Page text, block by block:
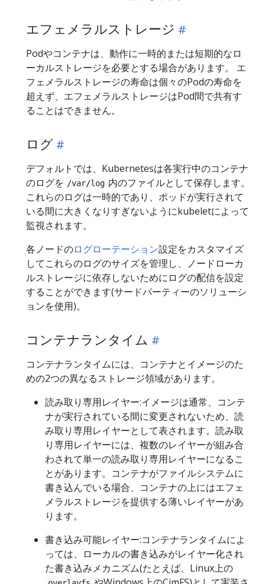
エフェメラルストレージ
Podやコンテナは、動作に一時的または短期的なロ
ーカルストレージを必要とする場合があります。 エ
フェメラルストレージの寿命は個々のPodの寿命を
超えず、エフェメラルストレージはPod間で共有す
ることはできません。
ログ
デフォルトでは、Kubernetesは各実行中のコンテナ
のログを /var/log 内のファイルとして保存します。
これらのログは一時的であり、ポッドが実行されて
いる間に大きくなりすぎないようにkubeletによって
監視されます。
各ノードのログローテーション設定をカスタマイズ
してこれらのログのサイズを管理し、ノードローカ
ルストレージに依存しないためにログの配信を設定
することができます(サードパーティーのソリューシ
ョンを使用)。
コンテナランタイム
コンテナランタイムには、コンテナとイメージのた
めの2つの異なるストレージ領域があります。
読み取り専用レイヤー:イメージは通常、コンテ
ナが実行されている間に変更されないため、読
み取り専用レイヤーとして表されます。読み取
り専用レイヤーには、複数のレイヤーが組み合
わされて単一の読み取り専用レイヤーになるこ
とがあります。コンテナがファイルシステムに
書き込んでいる場合、コンテナの上にはエフェ
メラルストレージを提供する薄いレイヤーがあ
ります。
書き込み可能レイヤー:コンテナランタイムによ
っては、ローカルの書き込みがレイヤー化され
た書き込みメカニズム(たとえば、Linux上の